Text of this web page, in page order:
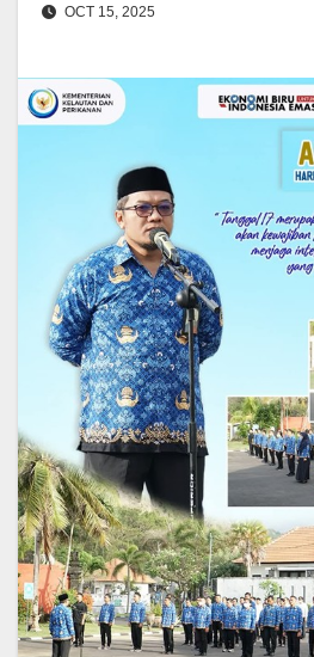
OCT 15, 2025